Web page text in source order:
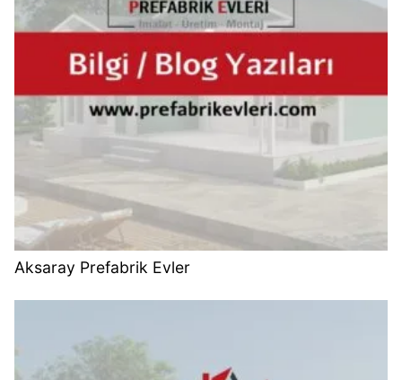
Aksaray Prefabrik Evler